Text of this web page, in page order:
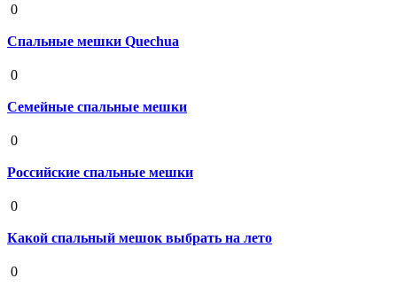
0
Спальные мешки Quechua
0
Семейные спальные мешки
0
Российские спальные мешки
0
Какой спальный мешок выбрать на лето
0